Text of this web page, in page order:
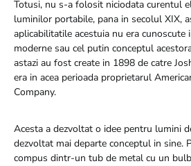
Totusi, nu s-a folosit niciodata curentul
luminilor portabile, pana in secolul XIX,
aplicabilitatile acestuia nu era cunoscute
moderne sau cel putin conceptul
astazi au fost create in 1898 de catre
era in acea perioada proprietarul
Company.
Acesta a dezvoltat o idee pentru lumini
dezvoltat mai departe conceptul in sine.
compus dintr-un tub de metal cu un